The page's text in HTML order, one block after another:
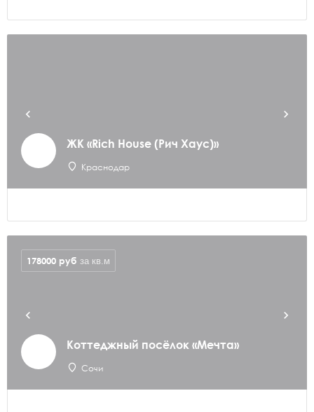
ЖК «Rich House (Рич Хаус)»
Краснодар
Коттеджный посёлок «Мечта»
Сочи
178000 руб за кв.м